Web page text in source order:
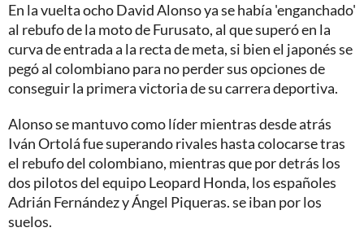
En la vuelta ocho David Alonso ya se había 'enganchado'
al rebufo de la moto de Furusato, al que superó en la
curva de entrada a la recta de meta, si bien el japonés se
pegó al colombiano para no perder sus opciones de
conseguir la primera victoria de su carrera deportiva.
Alonso se mantuvo como líder mientras desde atrás
Iván Ortolá fue superando rivales hasta colocarse tras
el rebufo del colombiano, mientras que por detrás los
dos pilotos del equipo Leopard Honda, los españoles
Adrián Fernández y Ángel Piqueras. se iban por los
suelos.